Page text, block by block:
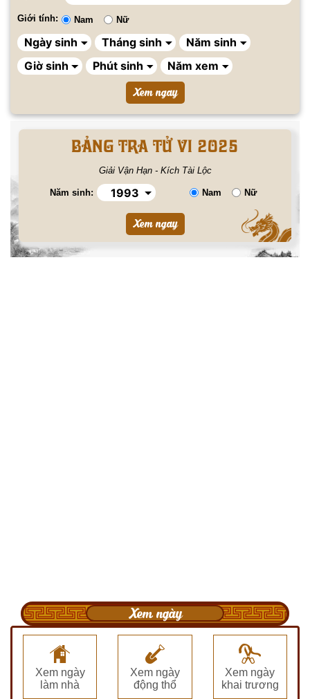
Giới tính: Nam Nữ
BẢNG TRA TỬ VI 2025
Giải Vận Hạn - Kích Tài Lộc
Năm sinh: Nam Nữ
Xem ngày
Xem ngày
làm nhà
Xem ngày
động thổ
Xem ngày
khai trương